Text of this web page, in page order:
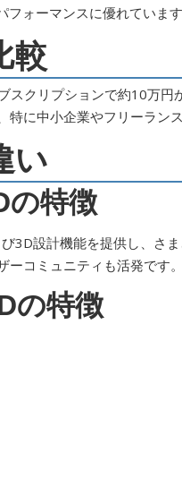
ォーマンスに優れています
較
スクリプションで約10万
特に中小企業やフリーラン
い
の特徴
3D設計機能を提供し、さ
コミュニティも活発です。
の特徴